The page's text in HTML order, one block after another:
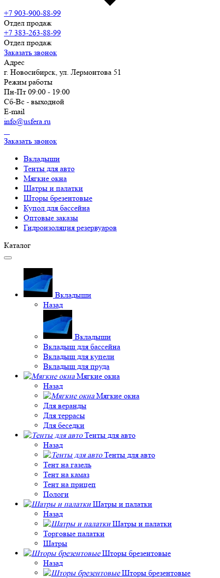
+7 903-900-88-99
Отдел продаж
+7 383-263-88-99
Отдел продаж
Заказать звонок
Адрес
г. Новосибирск, ул. Лермонтова 51
Режим работы
Пн-Пт 09:00 - 19:00
Сб-Вс - выходной
E-mail
info@usfera.ru
Заказать звонок
Вкладыши
Тенты для авто
Мягкие окна
Шатры и палатки
Шторы брезентовые
Купол для бассейна
Оптовые заказы
Гидроизоляция резервуаров
Каталог
Вкладыши
Назад
Вкладыши
Вкладыш для бассейна
Вкладыш для купели
Вкладыш для пруда
Мягкие окна
Назад
Мягкие окна
Для веранды
Для террасы
Для беседки
Тенты для авто
Назад
Тенты для авто
Тент на газель
Тент на камаз
Тент на прицеп
Пологи
Шатры и палатки
Назад
Шатры и палатки
Торговые палатки
Шатры
Шторы брезентовые
Назад
Шторы брезентовые